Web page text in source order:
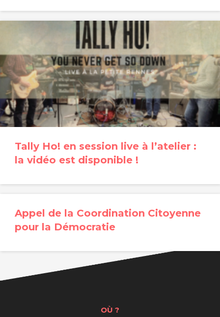
Tally Ho! en session live à l’atelier :
la vidéo est disponible !
Appel de la Coordination Citoyenne
pour la Démocratie
OÙ ?